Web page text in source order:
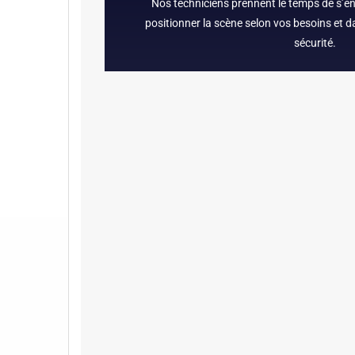
Nos techniciens prennent le temps de
positionner la scène selon vos besoins et
sécurité.